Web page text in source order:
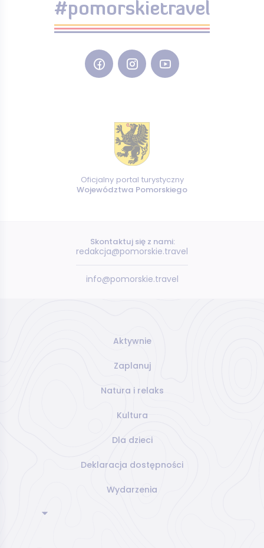
#pomorskietravel
Oficjalny portal turystyczny
Województwa Pomorskiego
Skontaktuj się z nami:
redakcja@pomorskie.travel
info@pomorskie.travel
Aktywnie
Zaplanuj
Natura i relaks
Kultura
Dla dzieci
Deklaracja dostępności
Wydarzenia